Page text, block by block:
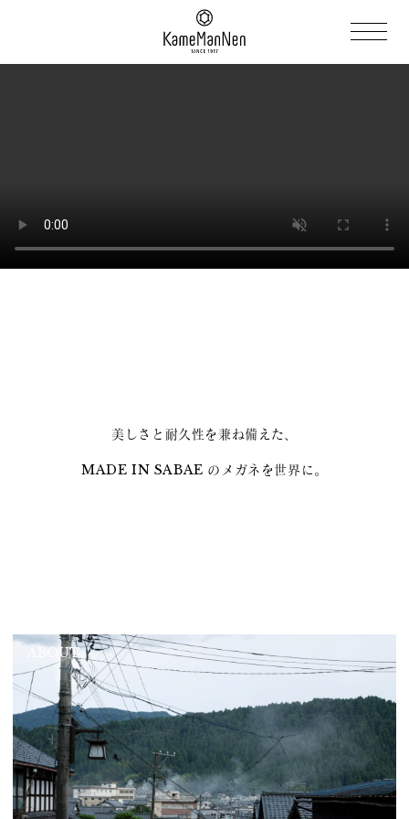
美しさと耐久性を兼ね備えた、
MADE IN SABAE のメガネを世界に。
ABOUT